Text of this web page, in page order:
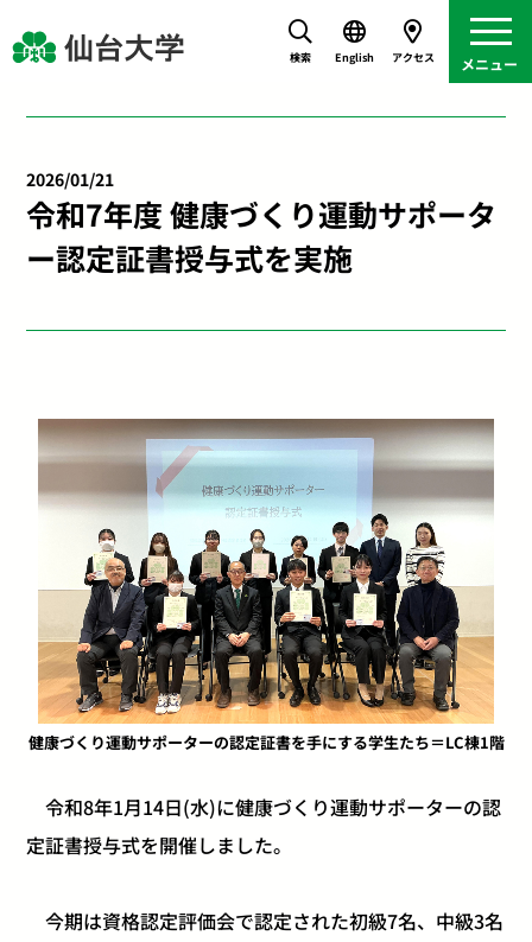
検索 English アクセス
2026/01/21
令和7年度 健康づくり運動サポータ
ー認定証書授与式を実施
健康づくり運動サポーターの認定証書を手にする学生たち＝LC棟1階
令和8年1月14日(水)に健康づくり運動サポーターの認
定証書授与式を開催しました。
今期は資格認定評価会で認定された初級7名、中級3名